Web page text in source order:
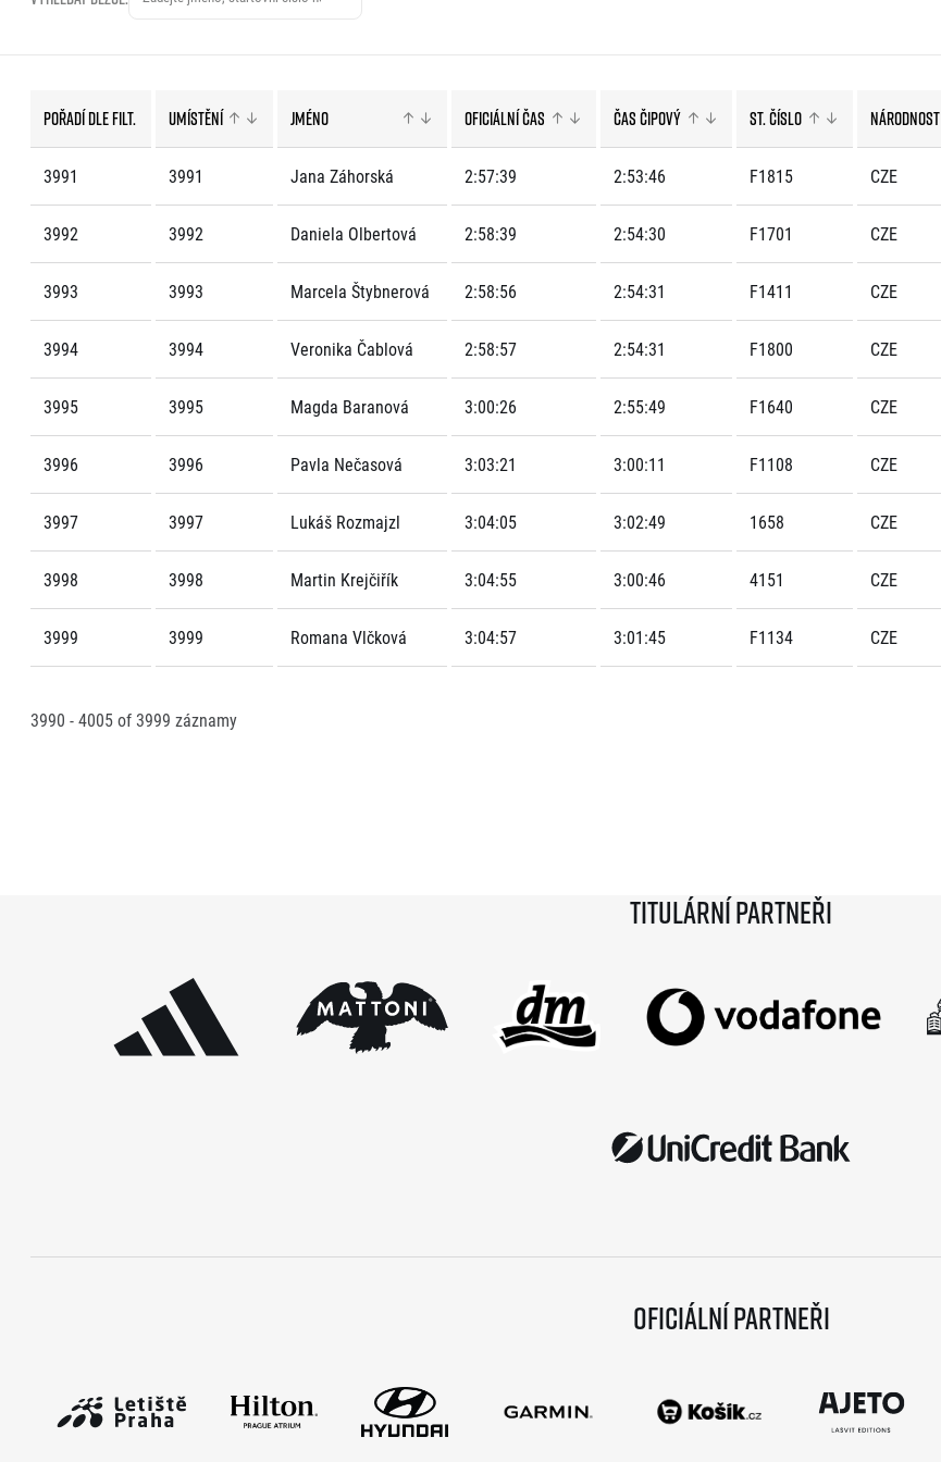
Systém bodování
Napoli Running
O Napoli Running
RunCzech Halfs
Projekt RunCzech Halfs
dm rodinná míle
Český maratonský klub
RunCzech Pacers
Running Doctors
Středoškoláci
Seznam neziskových organizací
Tiskové zprávy
Poznámky pro editory
RunCzech
RunCzech Racing
Pořadí dle filt. Umístění Jméno Oficiální čas Čas čipový St. číslo Národnost
3991 3991 Jana Záhorská 2:57:39 2:53:46 F1815 CZE
3992 3992 Daniela Olbertová 2:58:39 2:54:30 F1701 CZE
3993 3993 Marcela Štybnerová 2:58:56 2:54:31 F1411 CZE
3994 3994 Veronika Čablová 2:58:57 2:54:31 F1800 CZE
3995 3995 Magda Baranová 3:00:26 2:55:49 F1640 CZE
3996 3996 Pavla Nečasová 3:03:21 3:00:11 F1108 CZE
3997 3997 Lukáš Rozmajzl 3:04:05 3:02:49 1658 CZE
3998 3998 Martin Krejčiřík 3:04:55 3:00:46 4151 CZE
3999 3999 Romana Vlčková 3:04:57 3:01:45 F1134 CZE
3990 - 4005of3999 záznamy
Titulární partneři
Oficiální partneři